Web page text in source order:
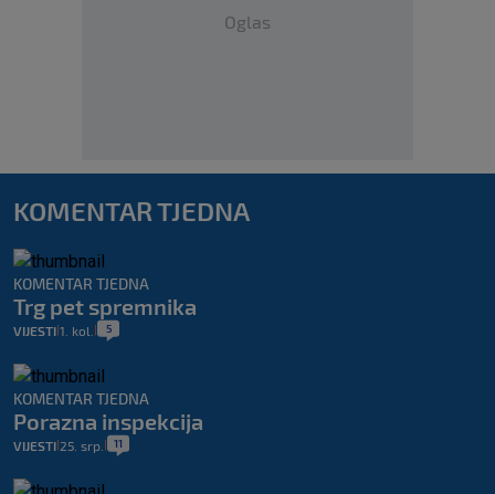
Oglas
KOMENTAR TJEDNA
KOMENTAR TJEDNA
Trg pet spremnika
VIJESTI 1. kol. 5
KOMENTAR TJEDNA
Porazna inspekcija
VIJESTI 25. srp. 11